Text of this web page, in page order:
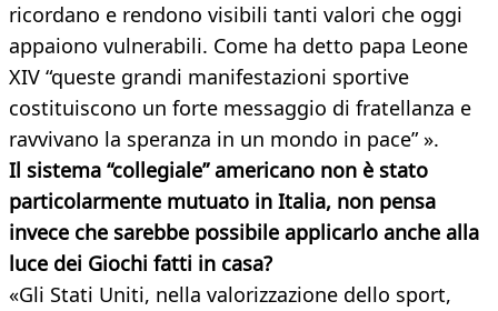
ricordano e rendono visibili tanti valori che oggi
appaiono vulnerabili. Come ha detto papa Leone
XIV “queste grandi manifestazioni sportive
costituiscono un forte messaggio di fratellanza e
ravvivano la speranza in un mondo in pace” ».
Il sistema “collegiale” americano non è stato
particolarmente mutuato in Italia, non pensa
invece che sarebbe possibile applicarlo anche alla
luce dei Giochi fatti in casa?
«Gli Stati Uniti, nella valorizzazione dello sport,